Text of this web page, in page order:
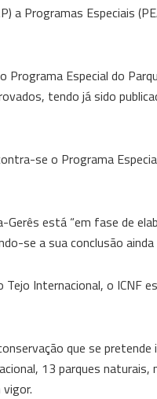
a Programas Especiais
Programa Especial do
tendo já sido
se o Programa
Gerês está “em fase de
se a sua conclusão ainda
Internacional, o ICNF
que se
13 parques